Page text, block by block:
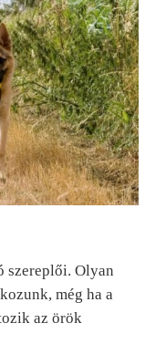
szereplői. Olyan
még ha a
az örök